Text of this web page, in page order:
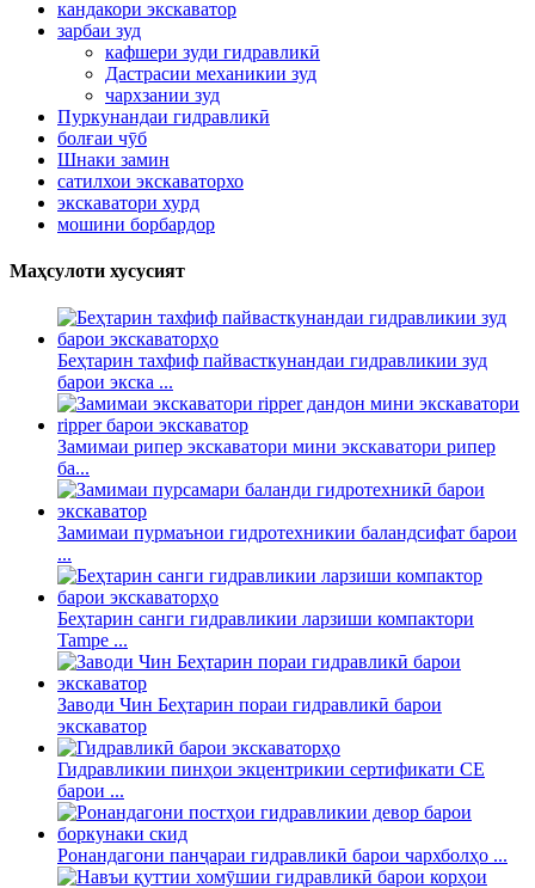
кандакори экскаватор
зарбаи зуд
кафшери зуди гидравликӣ
Дастрасии механикии зуд
чархзании зуд
Пуркунандаи гидравликӣ
болғаи чӯб
Шнаки замин
сатилхои экскаваторхо
экскаватори хурд
мошини борбардор
Маҳсулоти хусусият
Беҳтарин тахфиф пайвасткунандаи гидравликии зуд
барои экска ...
Замимаи рипер экскаватори мини экскаватори рипер
ба...
Замимаи пурмаънои гидротехникии баландсифат барои
...
Беҳтарин санги гидравликии ларзиши компактори
Tampe ...
Заводи Чин Беҳтарин пораи гидравликӣ барои
экскаватор
Гидравликии пинҳои экцентрикии сертификати CE
барои ...
Ронандагони панҷараи гидравликӣ барои чархболҳо ...